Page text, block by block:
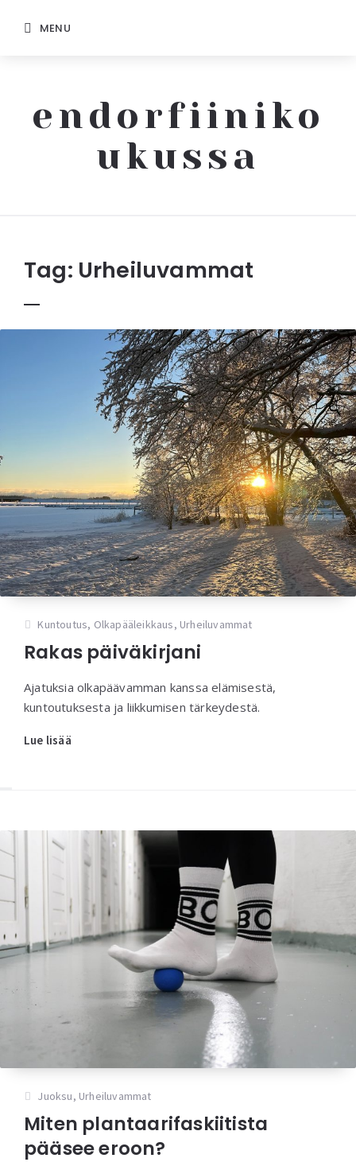
MENU
endorfiiniko
ukussa
Tag: Urheiluvammat
Kuntoutus, Olkapääleikkaus, Urheiluvammat
Rakas päiväkirjani
Ajatuksia olkapäävamman kanssa elämisestä,
kuntoutuksesta ja liikkumisen tärkeydestä.
Lue lisää
Juoksu, Urheiluvammat
Miten plantaarifaskiitista
pääsee eroon?